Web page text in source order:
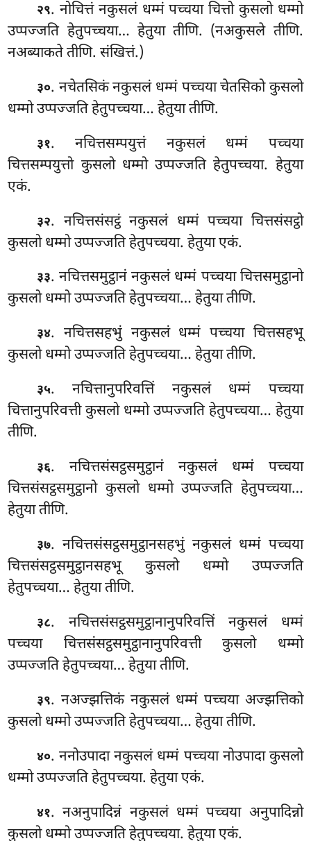
२९. नोचित्तं नकुसलं धम्मं पच्चया चित्तो कुसलो धम्मो
उप्पज्जति हेतुपच्चया… हेतुया तीणि. (नअकुसले तीणि.
नअब्याकते तीणि. संखित्तं.)
३०. नचेतसिकं नकुसलं धम्मं पच्चया चेतसिको कुसलो
धम्मो उप्पज्जति हेतुपच्चया… हेतुया तीणि.
३१. नचित्तसम्पयुत्तं नकुसलं धम्मं पच्चया
चित्तसम्पयुत्तो कुसलो धम्मो उप्पज्जति हेतुपच्चया. हेतुया
एकं.
३२. नचित्तसंसट्ठं नकुसलं धम्मं पच्चया चित्तसंसट्ठो
कुसलो धम्मो उप्पज्जति हेतुपच्चया. हेतुया एकं.
३३. नचित्तसमुट्ठानंनकुसलं धम्मं पच्चया चित्तसमुट्ठानो
कुसलो धम्मो उप्पज्जति हेतुपच्चया… हेतुया तीणि.
३४. नचित्तसहभुं नकुसलं धम्मं पच्चया चित्तसहभू
कुसलो धम्मो उप्पज्जति हेतुपच्चया… हेतुया तीणि.
३५. नचित्तानुपरिवत्तिं नकुसलं धम्मं पच्चया
चित्तानुपरिवत्ती कुसलो धम्मो उप्पज्जति हेतुपच्चया… हेतुया
तीणि.
३६. नचित्तसंसट्ठसमुट्ठानं नकुसलं धम्मं पच्चया
चित्तसंसट्ठसमुट्ठानो कुसलो धम्मो उप्पज्जति हेतुपच्चया…
हेतुया तीणि.
३७. नचित्तसंसट्ठसमुट्ठानसहभुं नकुसलं धम्मं पच्चया
चित्तसंसट्ठसमुट्ठानसहभू कुसलो धम्मो उप्पज्जति
हेतुपच्चया… हेतुयातीणि.
३८. नचित्तसंसट्ठसमुट्ठानानुपरिवत्तिं नकुसलं धम्मं
पच्चया चित्तसंसट्ठसमुट्ठानानुपरिवत्ती कुसलो धम्मो
उप्पज्जति हेतुपच्चया… हेतुया तीणि.
३९. नअज्झत्तिकं नकुसलं धम्मं पच्चया अज्झत्तिको
कुसलो धम्मो उप्पज्जति हेतुपच्चया… हेतुया तीणि.
४०. ननोउपादा नकुसलं धम्मं पच्चया नोउपादा कुसलो
धम्मो उप्पज्जति हेतुपच्चया. हेतुया एकं.
४१. नअनुपादिन्नं नकुसलं धम्मं पच्चया अनुपादिन्नो
कुसलो धम्मो उप्पज्जति हेतुपच्चया. हेतुया एकं.